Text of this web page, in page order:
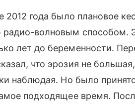
2012 года было плановое
волновым способом.
лет до беременности.
что эрозия не
наблюдая. Но было
подходящее время.